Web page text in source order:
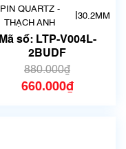
Chính Hãng
PIN QUARTZ -
THẠCH ANH
30.2MM
Mã số: LTP-V004L-
2BUDF
880.000₫
660.000₫